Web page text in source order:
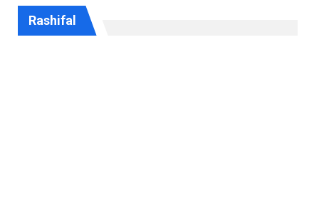
Rashifal